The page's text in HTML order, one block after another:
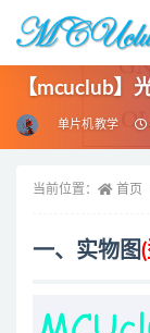
【mcuclub】
单片机教学
当前位置： 首页
一、实物图